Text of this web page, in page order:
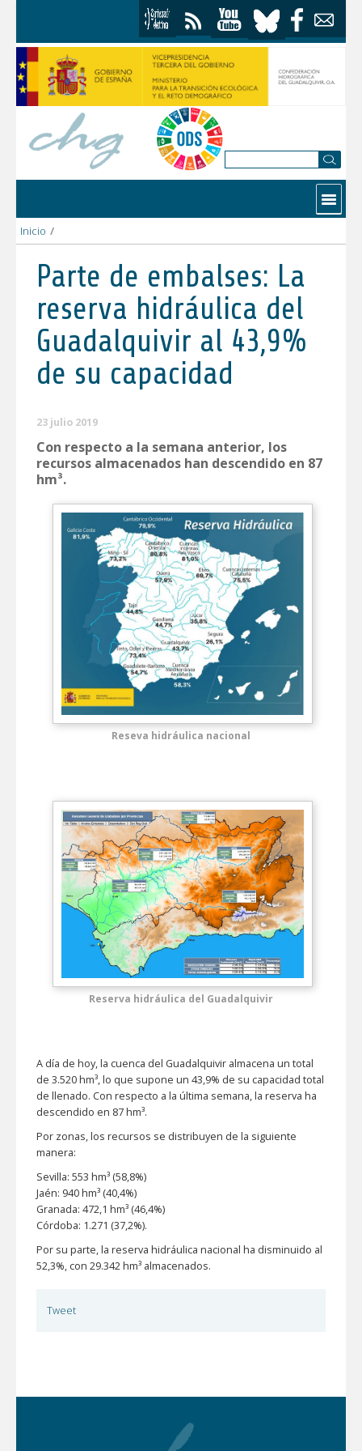
Contactar
Inicio /
Parte de embalses: La
reserva hidráulica del
Guadalquivir al 43,9%
de su capacidad
23 julio 2019
Con respecto a la semana anterior, los
recursos almacenados han descendido en 87
hm³.
Reseva hidráulica nacional
Reserva hidráulica del Guadalquivir
A día de hoy, la cuenca del Guadalquivir almacena un total
de 3.520 hm³, lo que supone un 43,9% de su capacidad total
de llenado. Con respecto a la última semana, la reserva ha
descendido en 87 hm³.
Por zonas, los recursos se distribuyen de la siguiente
manera:
Sevilla: 553 hm³ (58,8%)
Jaén: 940 hm³ (40,4%)
Granada: 472,1 hm³ (46,4%)
Córdoba: 1.271 (37,2%).
Por su parte, la reserva hidráulica nacional ha disminuido al
52,3%, con 29.342 hm³ almacenados.
Tweet